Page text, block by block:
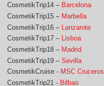
CosmetikTrip14 – Barcelona
CosmetikTrip15 – Marbella
CosmetikTrip16 – Lanzarote
CosmetikTrip17 – Lisboa
CosmetikTrip18 – Madrid
CosmetikTrip19 –Sevilla
CosmetikCruise - MSC Cruceros
CosmetikTrip21 - Bilbao